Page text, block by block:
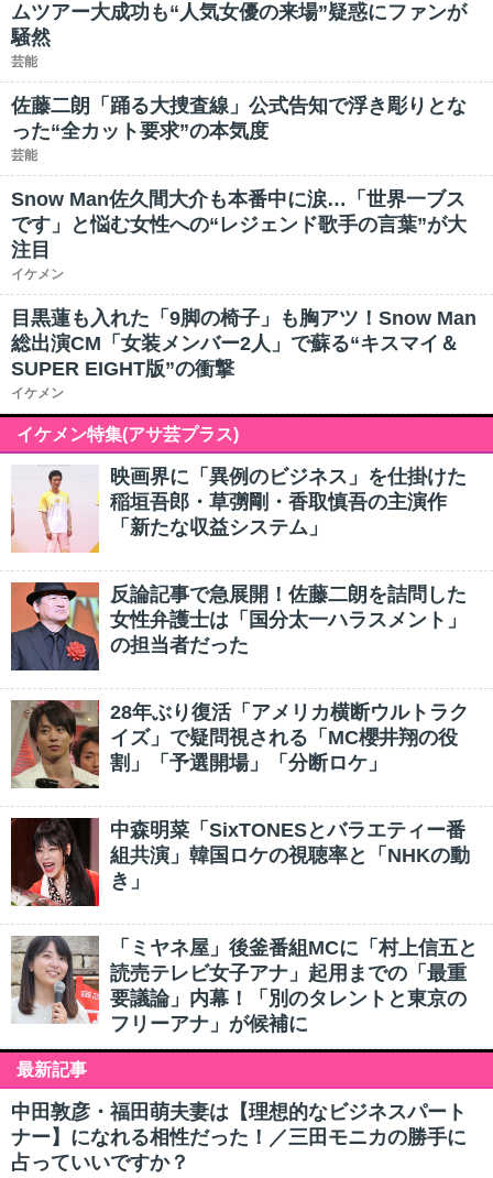
ムツアー大成功も“人気女優の来場”疑惑にファンが
騒然
芸能
佐藤二朗「踊る大捜査線」公式告知で浮き彫りとな
った“全カット要求”の本気度
芸能
Snow Man佐久間大介も本番中に涙…「世界一ブス
です」と悩む女性への“レジェンド歌手の言葉”が大
注目
イケメン
目黒蓮も入れた「9脚の椅子」も胸アツ！Snow Man
総出演CM「女装メンバー2人」で蘇る“キスマイ＆
SUPER EIGHT版”の衝撃
イケメン
イケメン特集(アサ芸プラス)
映画界に「異例のビジネス」を仕掛けた
稲垣吾郎・草彅剛・香取慎吾の主演作
「新たな収益システム」
反論記事で急展開！佐藤二朗を詰問した
女性弁護士は「国分太一ハラスメント」
の担当者だった
28年ぶり復活「アメリカ横断ウルトラク
イズ」で疑問視される「MC櫻井翔の役
割」「予選開場」「分断ロケ」
中森明菜「SixTONESとバラエティー番
組共演」韓国ロケの視聴率と「NHKの動
き」
「ミヤネ屋」後釜番組MCに「村上信五と
読売テレビ女子アナ」起用までの「最重
要議論」内幕！「別のタレントと東京の
フリーアナ」が候補に
最新記事
中田敦彦・福田萌夫妻は【理想的なビジネスパート
ナー】になれる相性だった！／三田モニカの勝手に
占っていいですか？